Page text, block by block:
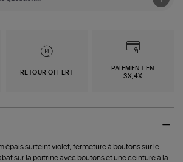
RETOUR OFFERT
PAIEMENT EN
3X,4X
épais surteint violet, fermeture à boutons sur le
sur la poitrine avec boutons et une ceinture à la